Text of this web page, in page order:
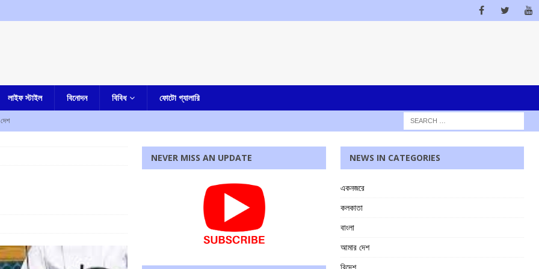
লাইফ স্টাইল বিনোদন বিবিধ ফোটো গ্যালারি
পেতে চলেছে কলকাতা হাইকোর্ট, রবীন্দ্র বিঠ্ঠলরাও ঘুগের নাম সুপারিশ করল সুপ্রিম কোর্টের কলেজিয়াম
নয়, দাবি করে ঘটনার নিন্দা শমীক ভট্টাচার্যর
উত্তেজনা ডোমজুর এলাকায়..
NEVER MISS AN UPDATE NEWS IN CATEGORIES
একনজরে
কলকাতা
বাংলা
আমার দেশ